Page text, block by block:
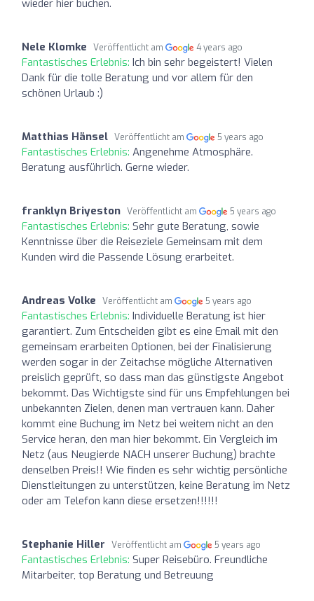
wieder hier buchen.
Nele Klomke Veröffentlicht am 4 years ago
Fantastisches Erlebnis: Ich bin sehr begeistert! Vielen
Dank für die tolle Beratung und vor allem für den
schönen Urlaub :)
Matthias Hänsel Veröffentlicht am 5 years ago
Fantastisches Erlebnis: Angenehme Atmosphäre.
Beratung ausführlich. Gerne wieder.
franklyn Briyeston Veröffentlicht am 5 years ago
Fantastisches Erlebnis: Sehr gute Beratung, sowie
Kenntnisse über die Reiseziele Gemeinsam mit dem
Kunden wird die Passende Lösung erarbeitet.
Andreas Volke Veröffentlicht am 5 years ago
Fantastisches Erlebnis: Individuelle Beratung ist hier
garantiert. Zum Entscheiden gibt es eine Email mit den
gemeinsam erarbeiten Optionen, bei der Finalisierung
werden sogar in der Zeitachse mögliche Alternativen
preislich geprüft, so dass man das günstigste Angebot
bekommt. Das Wichtigste sind für uns Empfehlungen bei
unbekannten Zielen, denen man vertrauen kann. Daher
kommt eine Buchung im Netz bei weitem nicht an den
Service heran, den man hier bekommt. Ein Vergleich im
Netz (aus Neugierde NACH unserer Buchung) brachte
denselben Preis!! Wie finden es sehr wichtig persönliche
Dienstleitungen zu unterstützen, keine Beratung im Netz
oder am Telefon kann diese ersetzen!!!!!!
Stephanie Hiller Veröffentlicht am 5 years ago
Fantastisches Erlebnis: Super Reisebüro. Freundliche
Mitarbeiter, top Beratung und Betreuung